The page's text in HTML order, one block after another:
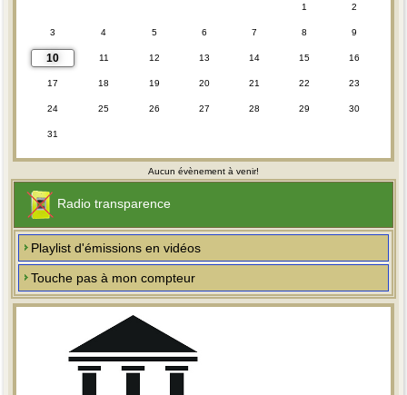
1 2
3 4 5 6 7 8 9
10 11 12 13 14 15 16
17 18 19 20 21 22 23
24 25 26 27 28 29 30
31
Aucun évènement à venir!
Radio transparence
Playlist d'émissions en vidéos
Touche pas à mon compteur